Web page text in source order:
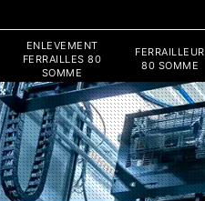
ENLEVEMENT
FERRAILLES 80
SOMME
FERRAILLEUR
80 SOMME